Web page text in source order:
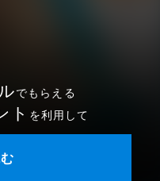
でもらえる
ト を利用して